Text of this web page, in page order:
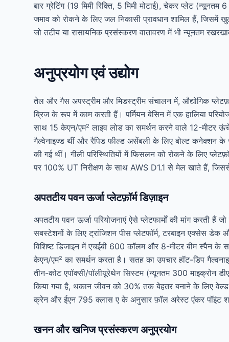
बार ग्रेटिंग (19 मिमी रिक्ति, 5 मिमी मोटाई), चेकर प्लेट
जमाव को रोकने के लिए जल निकासी प्रावधान शामिल हैं, जिसमें
जो तटीय या रासायनिक प्रसंस्करण वातावरण में भी न्यूनतम
अनुप्रयोग एवं उद्योग
तेल और गैस अपस्ट्रीम और मिडस्ट्रीम संचालन में, औद्योगिक
ब्रिज के रूप में काम करती हैं। पर्मियन बेसिन में एक हालिया
साथ 15 केएन/एम² लाइव लोड का समर्थन करने वाले 12-मीटर
गैल्वेनाइज्ड थीं और रैपिड फील्ड असेंबली के लिए बोल्ट कनेक्शन के
की गई थीं। गीली परिस्थितियों में फिसलन को रोकने के लिए
पर 100% UT निरीक्षण के साथ AWS D1.1 से मेल खाते हैं,
अपतटीय पवन ऊर्जा प्लेटफ़ॉर्म डिज़ाइन
अपतटीय पवन ऊर्जा परियोजनाएं ऐसे प्लेटफार्मों की मांग
सबस्टेशनों के लिए ट्रांजिशन पीस प्लेटफॉर्म, टरबाइन एक्सेस डेक
विशिष्ट डिजाइन में एचईबी 600 कॉलम और 8-मीटर बीम स्पैन के
केएन/एम² का समर्थन करता है। सतह का उपचार हॉट-डिप
तीन-कोट एपॉक्सी/पॉलीयूरेथेन सिस्टम (न्यूनतम 300
किया गया है, थकान जीवन को 30% तक बेहतर बनाने के लिए
क्रेन और ईएन 795 क्लास ए के अनुसार फ़ॉल अरेस्ट एंकर पॉइंट
खनन और खनिज प्रसंस्करण अनुप्रयोग